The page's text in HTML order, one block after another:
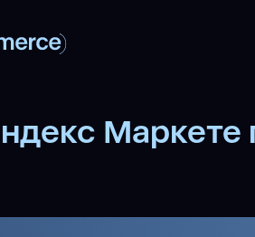
Маркете